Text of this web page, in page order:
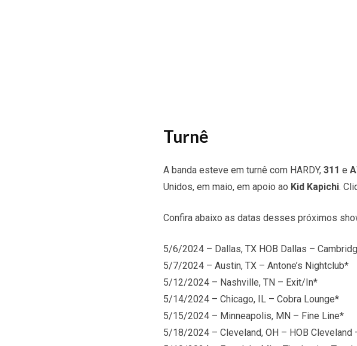
Turnê
A banda esteve em turnê com HARDY, 311 e
Unidos, em maio, em apoio ao Kid Kapichi.
Confira abaixo as datas desses próximos
5/6/2024 – Dallas, TX HOB Dallas –
5/7/2024 – Austin, TX – Antone’s Nightclub*
5/12/2024 – Nashville, TN – Exit/In*
5/14/2024 – Chicago, IL – Cobra Lounge*
5/15/2024 – Minneapolis, MN – Fine Line*
5/18/2024 – Cleveland, OH – HOB Cleveland